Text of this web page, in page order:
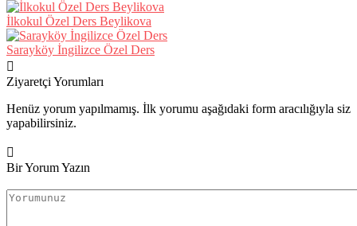
İlkokul Özel Ders Beylikova
Sarayköy İngilizce Özel Ders
Ziyaretçi Yorumları
Henüz yorum yapılmamış. İlk yorumu aşağıdaki form aracılığıyla siz
yapabilirsiniz.
Bir Yorum Yazın